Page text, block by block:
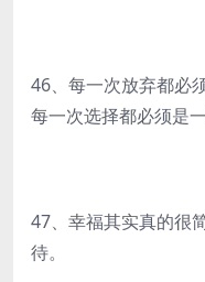
46、每一次放弃都必
每一次选择都必须是
47、幸福其实真的很
待。